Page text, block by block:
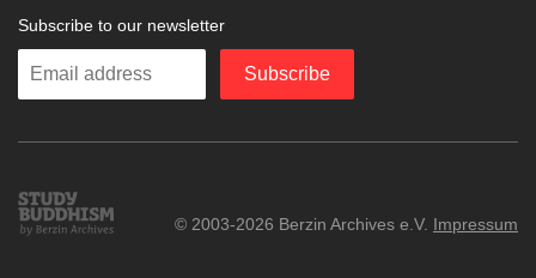
Subscribe to our newsletter
Enter
Subscribe
Study
Buddhism
© 2003-2026 Berzin Archives e.V. Impressum